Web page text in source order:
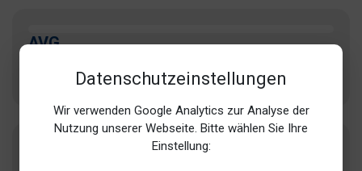
Datenschutzeinstellungen
Wir verwenden Google Analytics zur Analyse der
Nutzung unserer Webseite. Bitte wählen Sie Ihre
Einstellung:
AVG
AVG Ressourcen GmbH